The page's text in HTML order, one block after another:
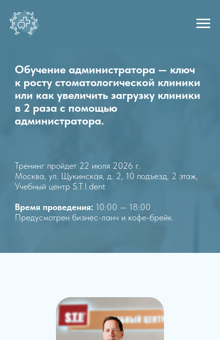
Обучение администратора — ключ
к росту стоматологической клиники
или как увеличить загрузку клиники
в 2 раза с помощью
администратора.
Тренинг пройдет 22 июля 2026 г.
Москва, ул. Щукинская, д. 2, 10 подъезд, 2 этаж,
Учебный центр S.T.I.dent
Время проведения: 10:00 — 18:00
Предусмотрен бизнес-ланч и кофе-брейк.